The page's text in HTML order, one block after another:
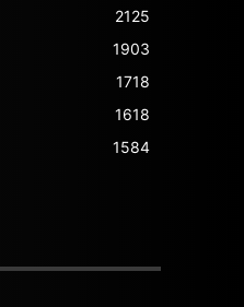
2125
1903
1718
1618
1584